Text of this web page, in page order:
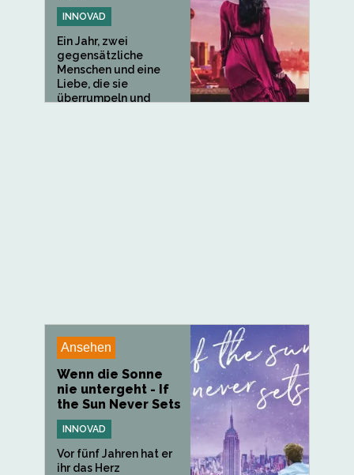
INNOVAD
Ein Jahr, zwei
gegensätzliche
Menschen und eine
Liebe, die sie
überrumpeln und
Ansehen
Wenn die Sonne
nie untergeht - If
the Sun Never Sets
INNOVAD
Vor fünf Jahren hat er
ihr das Herz